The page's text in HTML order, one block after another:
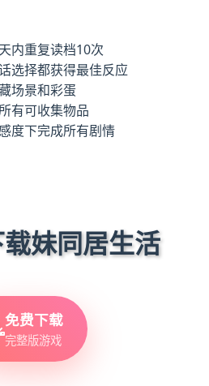
内重复读档10次
选择都获得最佳反应
场景和彩蛋
有可收集物品
度下完成所有剧情
妹同居生活
免费下载
完整版游戏